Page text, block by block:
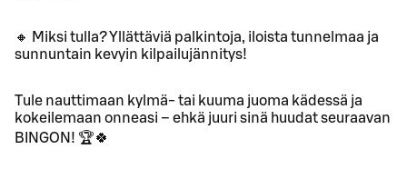
🔸 Miksi tulla? Yllättäviä palkintoja, iloista tunnelmaa ja
sunnuntain kevyin kilpailujännitys!
Tule nauttimaan kylmä- tai kuuma juoma kädessä ja
kokeilemaan onneasi – ehkä juuri sinä huudat seuraavan
BINGON! 🏆🍀